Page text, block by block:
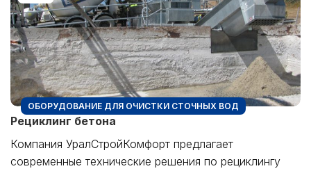
ОБОРУДОВАНИЕ ДЛЯ ОЧИСТКИ СТОЧНЫХ ВОД
Рециклинг бетона
Компания УралСтройКомфорт предлагает
современные технические решения по рециклингу